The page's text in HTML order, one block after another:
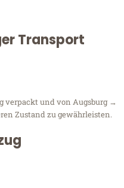
Transport
verpackt und von Augsburg →
Zustand zu gewährleisten.